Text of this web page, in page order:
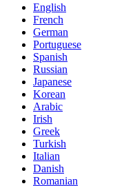
English
French
German
Portuguese
Spanish
Russian
Japanese
Korean
Arabic
Irish
Greek
Turkish
Italian
Danish
Romanian